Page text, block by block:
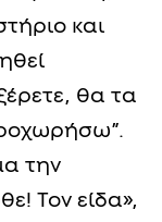
και
θα τα
την
Τον είδα»,